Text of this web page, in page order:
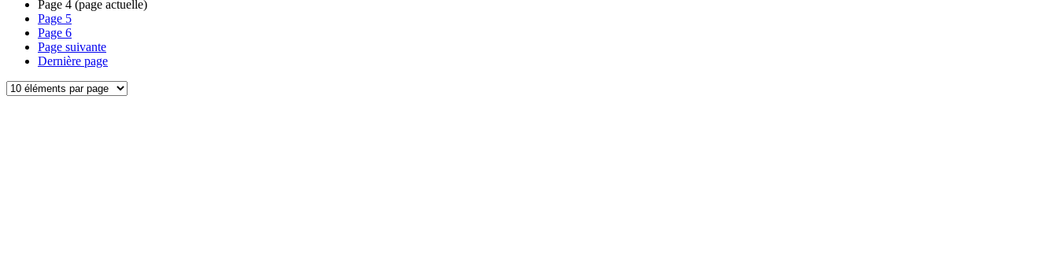
Page 4 (page actuelle)
Page 5
Page 6
Page suivante
Dernière page